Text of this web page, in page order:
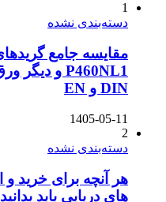
1
دسته‌بندی نشده
DIN و EN
1405-05-11
2
دسته‌بندی نشده
های دریایی باید بدانید